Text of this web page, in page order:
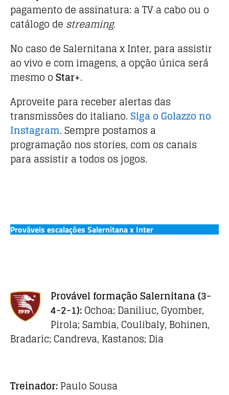
pagamento de assinatura: a TV a cabo ou o
catálogo de streaming.
No caso de Salernitana x Inter, para assistir
ao vivo e com imagens, a opção única será
mesmo oStar+.
Aproveite para receber alertas das
transmissões do italiano.Siga o Golazzo no
Instagram. Sempre postamos a
programação nos stories, com os canais
para assistir a todos os jogos.
Prováveis escalações Salernitana x Inter
Provável formaçãoSalernitana (3-
4-2-1):Ochoa; Daniliuc, Gyomber,
Pirola; Sambia, Coulibaly, Bohinen,
Bradaric; Candreva, Kastanos; Dia
Treinador:Paulo Sousa